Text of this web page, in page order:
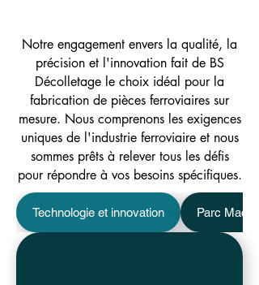
Notre engagement envers la qualité, la
précision et l'innovation fait de BS
Décolletage le choix idéal pour la
fabrication de pièces ferroviaires sur
mesure. Nous comprenons les exigences
uniques de l'industrie ferroviaire et nous
sommes prêts à relever tous les défis
pour répondre à vos besoins spécifiques.
Technologie et innovation Parc